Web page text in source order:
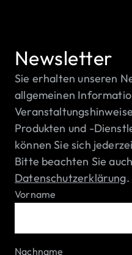
Newsletter
Sie erhalten unseren
allgemeinen
Produkten und -
können Sie sich
Bitte beachten Sie
Datenschutzerklärung.
Vorname
Nachname